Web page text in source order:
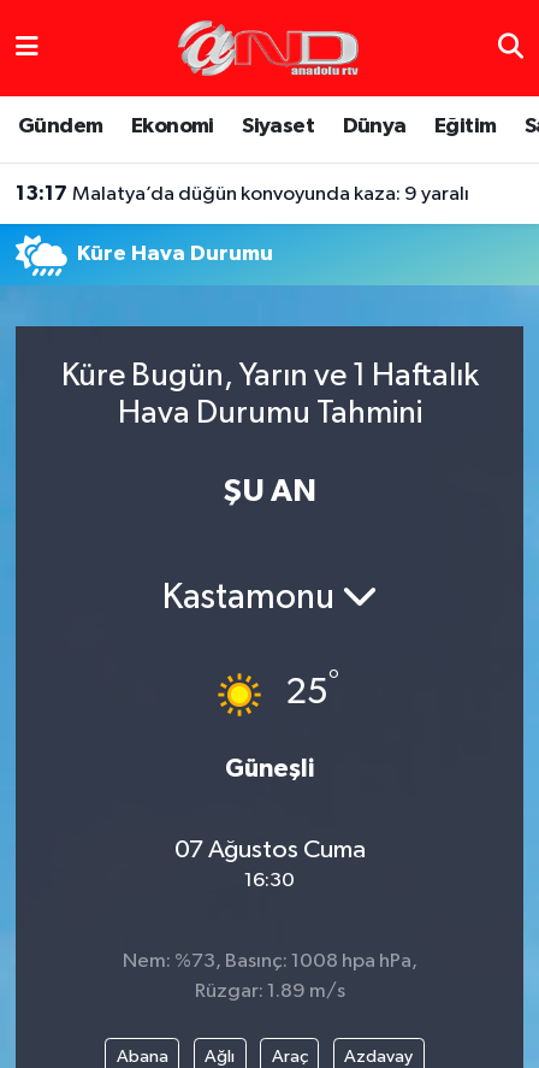
Gündem Ekonomi Siyaset Dünya Eğitim
13:17 Malatya’da düğün konvoyunda kaza: 9 yaralı
Küre Hava Durumu
Küre Bugün, Yarın ve 1 Haftalık
Hava Durumu Tahmini
ŞU AN
Kastamonu
25°
Güneşli
07 Ağustos Cuma
16:30
Nem: %73, Basınç: 1008 hpa hPa,
Rüzgar: 1.89 m/s
Abana Ağlı Araç Azdavay
Gündem
Haber Arşivi